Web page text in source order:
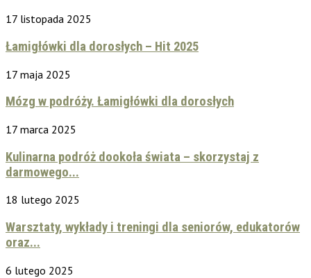
17 listopada 2025
Łamigłówki dla dorosłych – Hit 2025
17 maja 2025
Mózg w podróży. Łamigłówki dla dorosłych
17 marca 2025
Kulinarna podróż dookoła świata – skorzystaj z
darmowego...
18 lutego 2025
Warsztaty, wykłady i treningi dla seniorów, edukatorów
oraz...
6 lutego 2025